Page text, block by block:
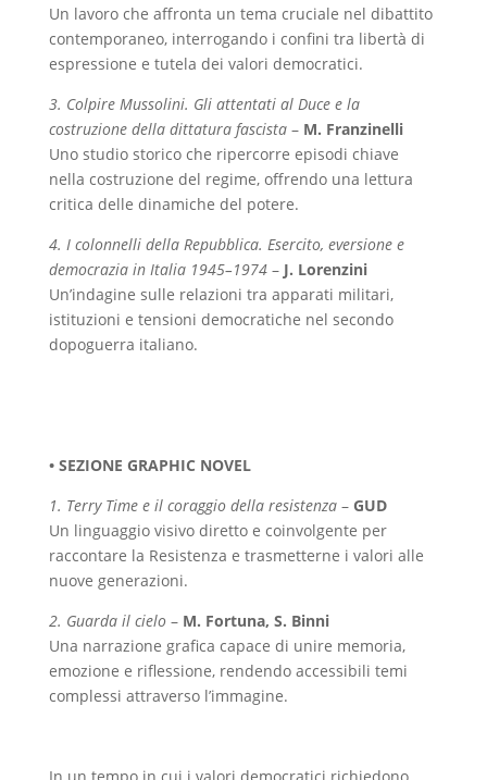
Un lavoro che affronta un tema cruciale nel dibattito
contemporaneo, interrogando i confini tra libertà di
espressione e tutela dei valori democratici.
3. Colpire Mussolini. Gli attentati al Duce e la
costruzione della dittatura fascista– M. Franzinelli
Uno studio storico che ripercorre episodi chiave
nella costruzione del regime, offrendo una lettura
critica delle dinamiche del potere.
4. I colonnelli della Repubblica. Esercito, eversione e
democrazia in Italia 1945–1974– J. Lorenzini
Un’indagine sulle relazioni tra apparati militari,
istituzioni e tensioni democratiche nel secondo
dopoguerra italiano.
• SEZIONE GRAPHIC NOVEL
1. Terry Time e il coraggio della resistenza– GUD
Un linguaggio visivo diretto e coinvolgente per
raccontare la Resistenza e trasmetterne i valori alle
nuove generazioni.
2. Guarda il cielo– M. Fortuna, S. Binni
Una narrazione grafica capace di unire memoria,
emozione e riflessione, rendendo accessibili temi
complessi attraverso l’immagine.